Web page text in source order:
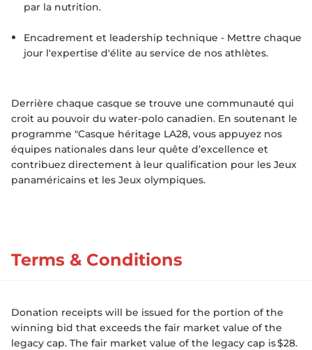
par la nutrition.
Encadrement et leadership technique - Mettre chaque
jour l'expertise d'élite au service de nos athlètes.
Derrière chaque casque se trouve une communauté qui
croit au pouvoir du water-polo canadien. En soutenant le
programme "Casque héritage LA28, vous appuyez nos
équipes nationales dans leur quête d’excellence et
contribuez directement à leur qualification pour les Jeux
panaméricains et les Jeux olympiques.
Terms & Conditions
Donation receipts will be issued for the portion of the
winning bid that exceeds the fair market value of the
legacy cap. The fair market value of the legacy cap is $28.